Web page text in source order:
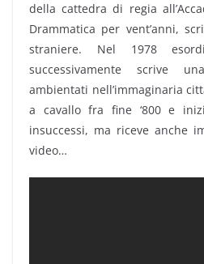
della cattedra di regia
Drammatica per vent’anni,
straniere. Nel 1978
successivamente scrive
ambientati nell’immaginaria
a cavallo fra fine ‘800 e
insuccessi, ma riceve anche
video…